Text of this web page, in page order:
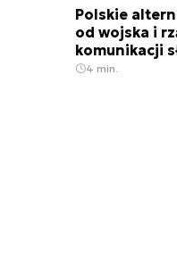
Polskie
od wojska i
komunikacji
4 min.